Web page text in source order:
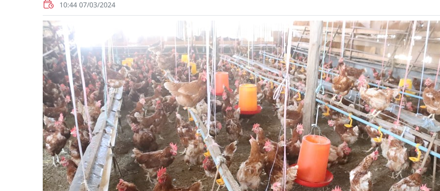
10:44 07/03/2024